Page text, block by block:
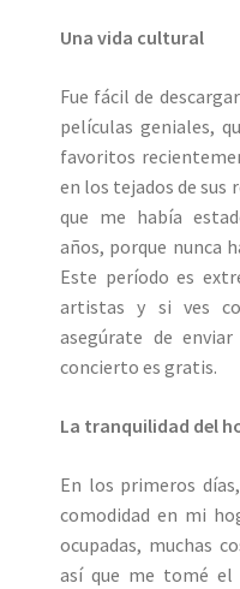
Una vida cultural
Fue fácil de
películas geniales,
favoritos
en los tejados de sus
que me había
años, porque nunca
Este período es
artistas y si ves
asegúrate de
concierto es gratis.
La tranquilidad del
En los primeros
comodidad en mi
ocupadas, muchas
así que me tomé el